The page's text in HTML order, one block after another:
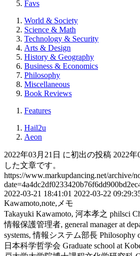
Favs
World & Society
Science & Math
Technology & Security
Arts & Design
History & Geography
Business & Economics
Philosophy
Miscellaneous
Book Reviews
Features
Hail2u
Aeon
2022年03月21日 に初出の投稿 2022
した文章です。
https://www.markupdancing.net/archive/
2022-03-21 18:41:01 2022-03-22
Kawamoto,note,メモ
Takayuki Kawamoto, 河本孝之 philsci
情報保護管理者, general manager at
systems, 情報システム部長 Philosophy
日本科学哲学会 Graduate school at